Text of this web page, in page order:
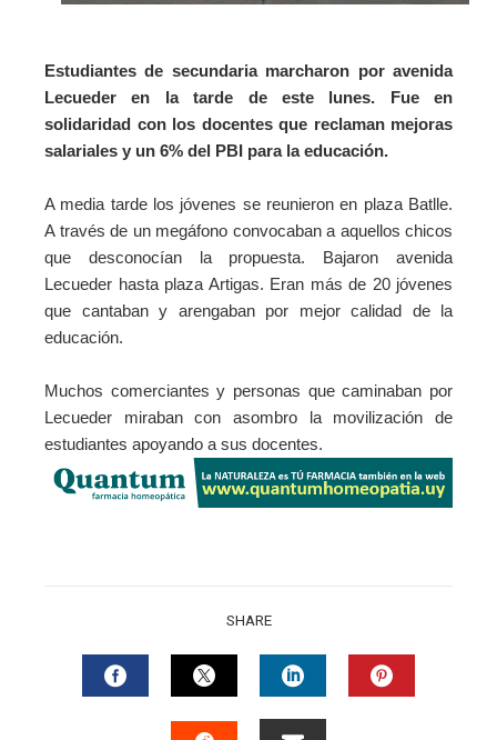
Estudiantes de secundaria marcharon por avenida
Lecueder en la tarde de este lunes. Fue en
solidaridad con los docentes que reclaman mejoras
salariales y un 6% del PBI para la educación.
A media tarde los jóvenes se reunieron en plaza Batlle.
A través de un megáfono convocaban a aquellos chicos
que desconocían la propuesta. Bajaron avenida
Lecueder hasta plaza Artigas. Eran más de 20 jóvenes
que cantaban y arengaban por mejor calidad de la
educación.
Muchos comerciantes y personas que caminaban por
Lecueder miraban con asombro la movilización de
estudiantes apoyando a sus docentes.
SHARE
FACEBOOKTWITTERLINKEDIN